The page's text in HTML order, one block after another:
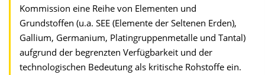
Kommission eine Reihe von Elementen und
Grundstoffen (u.a. SEE (Elemente der Seltenen Erden),
Gallium, Germanium, Platingruppenmetalle und Tantal)
aufgrund der begrenzten Verfügbarkeit und der
technologischen Bedeutung als kritische Rohstoffe ein.